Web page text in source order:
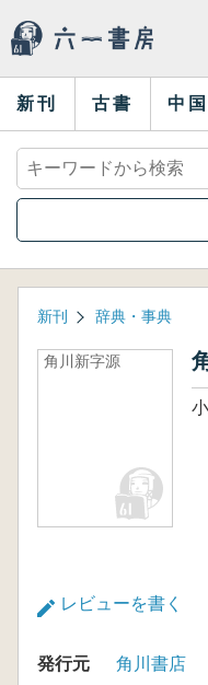
新刊 古書 中
新刊 辞典・事典
角川新字源
レビューを書く
発行元
角川書店